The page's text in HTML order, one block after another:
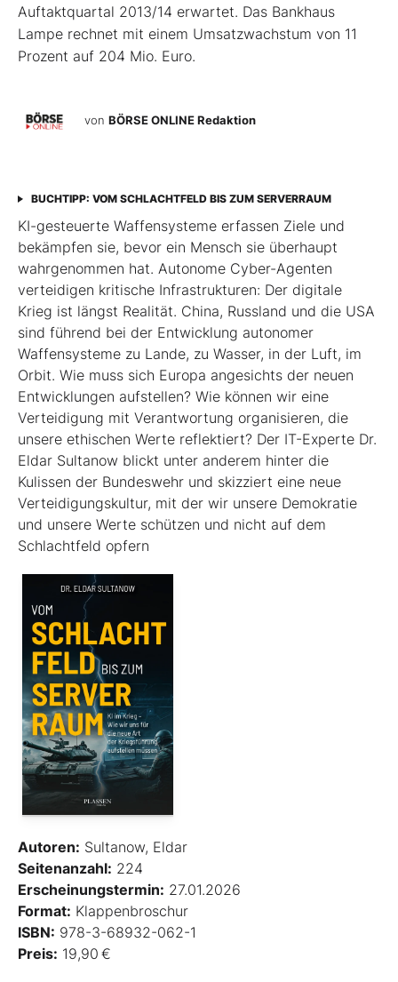
Auftaktquartal 2013/14 erwartet. Das Bankhaus
Lampe rechnet mit einem Umsatzwachstum von 11
Prozent auf 204 Mio. Euro.
von BÖRSE ONLINE Redaktion
BUCHTIPP: VOM SCHLACHTFELD BIS ZUM SERVERRAUM
KI-gesteuerte Waffensysteme erfassen Ziele und
bekämpfen sie, bevor ein Mensch sie überhaupt
wahrgenommen hat. Autonome Cyber-Agenten
verteidigen kritische Infrastrukturen: Der digitale
Krieg ist längst Realität. China, Russland und die USA
sind führend bei der Entwicklung autonomer
Waffensysteme zu Lande, zu Wasser, in der Luft, im
Orbit. Wie muss sich Europa angesichts der neuen
Entwicklungen aufstellen? Wie können wir eine
Verteidigung mit Verantwortung organisieren, die
unsere ethischen Werte reflektiert? Der IT-Experte Dr.
Eldar Sultanow blickt unter anderem hinter die
Kulissen der Bundeswehr und skizziert eine neue
Verteidigungskultur, mit der wir unsere Demokratie
und unsere Werte schützen und nicht auf dem
Schlachtfeld opfern
Autoren: Sultanow, Eldar
Seitenanzahl: 224
Erscheinungstermin: 27.01.2026
Format: Klappenbroschur
ISBN: 978-3-68932-062-1
Preis: 19,90 €